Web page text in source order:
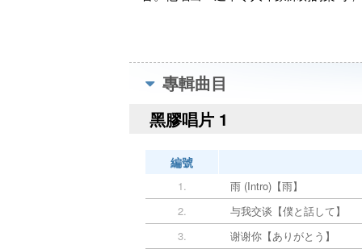
專輯曲目
黑膠唱片 1
編號
1.
雨 (Intro)【雨】
2.
与我交谈【僕と話して】
3.
谢谢你【ありがとう】